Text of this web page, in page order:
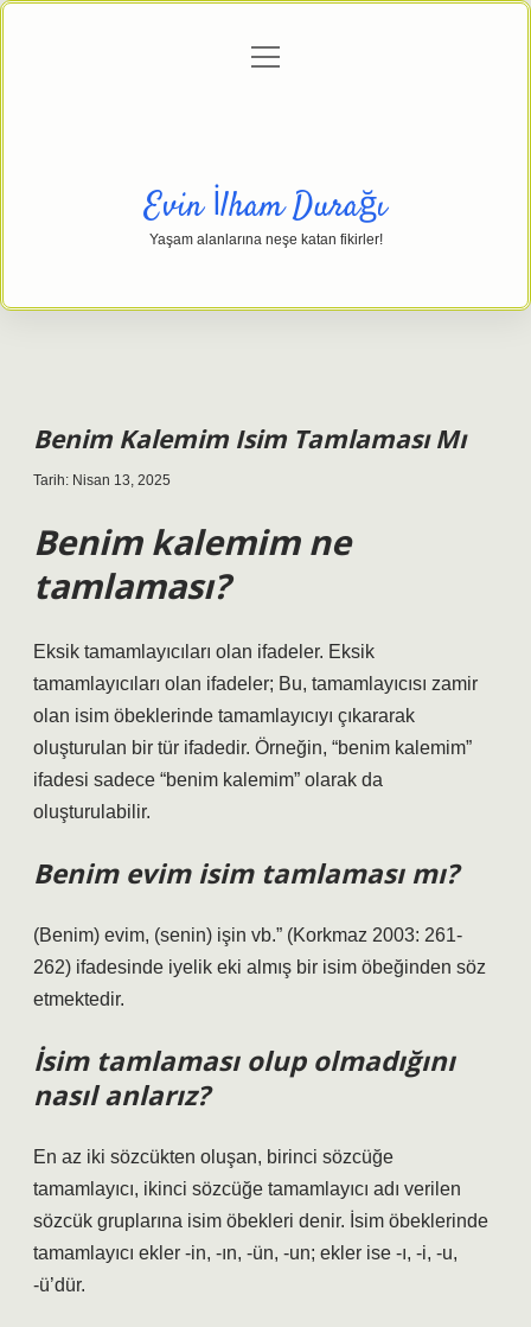
Gizlilik Politikası
menüyü
Evin İlham Durağı
Yaşam alanlarına neşe katan fikirler!
Benim Kalemim Isim Tamlaması Mı
Tarih: Nisan 13, 2025
Benim kalemim ne
tamlaması?
Eksik tamamlayıcıları olan ifadeler. Eksik
tamamlayıcıları olan ifadeler; Bu, tamamlayıcısı zamir
olan isim öbeklerinde tamamlayıcıyı çıkararak
oluşturulan bir tür ifadedir. Örneğin, “benim kalemim”
ifadesi sadece “benim kalemim” olarak da
oluşturulabilir.
Benim evim isim tamlaması mı?
(Benim) evim, (senin) işin vb.” (Korkmaz 2003: 261-
262) ifadesinde iyelik eki almış bir isim öbeğinden söz
etmektedir.
İsim tamlaması olup olmadığını
nasıl anlarız?
En az iki sözcükten oluşan, birinci sözcüğe
tamamlayıcı, ikinci sözcüğe tamamlayıcı adı verilen
sözcük gruplarına isim öbekleri denir. İsim öbeklerinde
tamamlayıcı ekler -in, -ın, -ün, -un; ekler ise -ı, -i, -u,
-ü’dür.